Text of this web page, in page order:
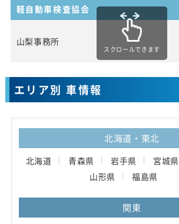
軽自動車検査協会
山梨事務所
スクロールできます
エリア別 車情報
北海道・東北
北海道 青森県 岩手県 宮城県
山形県
福島県
関東